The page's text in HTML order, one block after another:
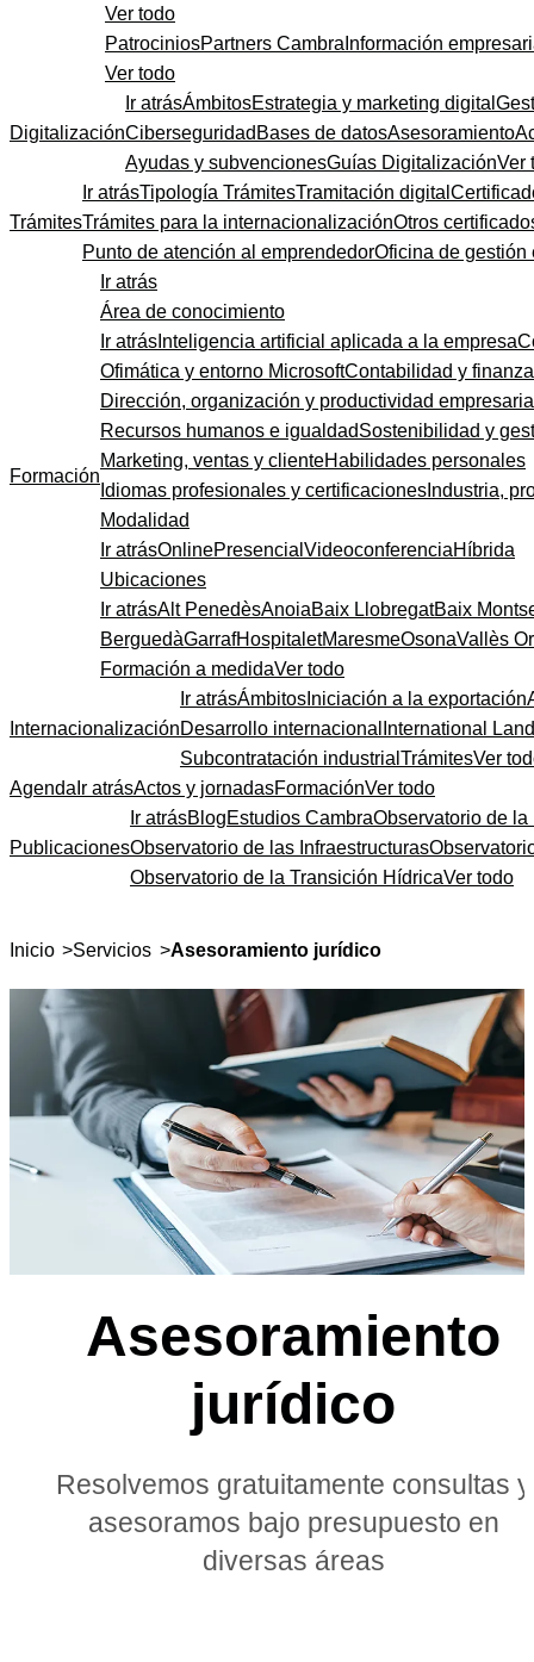
Ver todo
PatrociniosPartners Cambra Información
Ver todo
Digitalización
Ir atrásÁmbitosEstrategia y marketing digital
Ciberseguridad Bases de datosAsesoramiento
Ayudas y subvencionesGuías DigitalizaciónVer
Trámites
Ir atrásTipología TrámitesTramitación digital
Trámites para la internacionalizaciónOtros
Punto de atención al emprendedorOficina de gestión
Formación
Ir atrás
Área de conocimiento
Ir atrás Inteligencia artificial aplicada a la empresa
Ofimática y entorno MicrosoftContabilidad y
Dirección, organización y productividad
Recursos humanos e igualdadSostenibilidad y
Marketing, ventas y clienteHabilidades personales
Idiomas profesionales y certificaciones Industria,
Modalidad
Ir atrásOnlinePresencial VideoconferenciaHíbrida
Ubicaciones
Ir atrásAlt PenedèsAnoiaBaix LlobregatBaix
BerguedàGarrafHospitaletMaresmeOsonaVallès
Formación a medidaVer todo
Internacionalización
Ir atrásÁmbitos Iniciación a la exportación
Desarrollo internacional International
Subcontratación industrial TrámitesVer
Agenda Ir atrásActos y jornadasFormaciónVer todo
Publicaciones
Ir atrásBlogEstudios CambraObservatorio de la
Observatorio de las Infraestructuras
Observatorio de la Transición HídricaVer todo
Inicio >Servicios >Asesoramiento jurídico
Asesoramiento
jurídico
Resolvemos gratuitamente consultas y
asesoramos bajo presupuesto en
diversas áreas